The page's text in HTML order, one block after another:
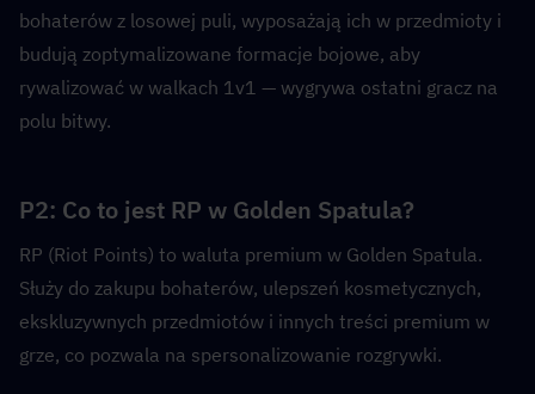
bohaterów z losowej puli, wyposażają ich w przedmioty i
budują zoptymalizowane formacje bojowe, aby
rywalizować w walkach 1v1 — wygrywa ostatni gracz na
polu bitwy.
P2: Co to jest RP w Golden Spatula?
RP (Riot Points) to waluta premium w Golden Spatula.
Służy do zakupu bohaterów, ulepszeń kosmetycznych,
ekskluzywnych przedmiotów i innych treści premium w
grze, co pozwala na spersonalizowanie rozgrywki.